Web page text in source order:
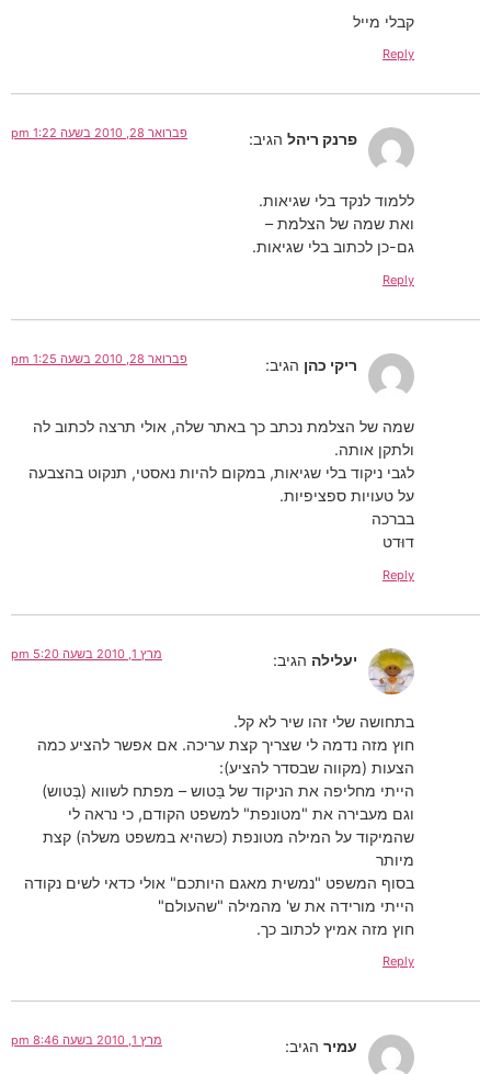
קבלי מייל
Reply
פרנק ריהל הגיב: פברואר 28, 2010 בשעה 1:22 pm
ללמוד לנקד בלי שגיאות.
ואת שמה של הצלמת –
גם-כן לכתוב בלי שגיאות.
Reply
ריקי כהן הגיב: פברואר 28, 2010 בשעה 1:25 pm
שמה של הצלמת נכתב כך באתר שלה, אולי תרצה לכתוב לה
ולתקן אותה.
לגבי ניקוד בלי שגיאות, במקום להיות נאסטי, תנקוט בהצבעה
על טעויות ספציפיות.
בברכה
דוּדט
Reply
יעלילה הגיב: מרץ 1, 2010 בשעה 5:20 pm
בתחושה שלי זהו שיר לא קל.
חוץ מזה נדמה לי שצריך קצת עריכה. אם אפשר להציע כמה
הצעות (מקווה שבסדר להציע):
הייתי מחליפה את הניקוד של בַּטוש – מפתח לשווא (בְּטוש)
וגם מעבירה את "מטונפת" למשפט הקודם, כי נראה לי
שהמיקוד על המילה מטונפת (כשהיא במשפט משלה) קצת
מיותר
בסוף המשפט "נמשית מאגם היותכם" אולי כדאי לשים נקודה
הייתי מורידה את ש' מהמילה "שהעולם"
חוץ מזה אמיץ לכתוב כך.
Reply
עמיר הגיב: מרץ 1, 2010 בשעה 8:46 pm